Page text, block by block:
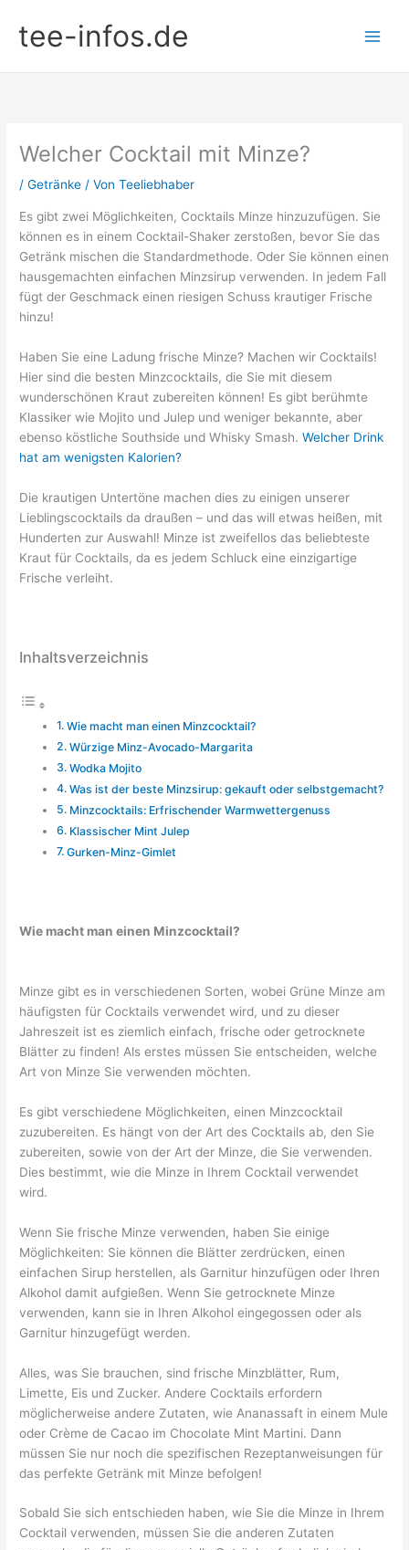
Inhalt
springen
tee-infos.de
Welcher Cocktail mit Minze?
/Getränke / VonTeeliebhaber
Es gibt zwei Möglichkeiten, Cocktails Minze hinzuzufügen. Sie
können es in einem Cocktail-Shaker zerstoßen, bevor Sie das
Getränk mischen die Standardmethode. Oder Sie können einen
hausgemachten einfachen Minzsirup verwenden. In jedem Fall
fügt der Geschmack einen riesigen Schuss krautiger Frische
hinzu!
Haben Sie eine Ladung frische Minze? Machen wir Cocktails!
Hier sind die besten Minzcocktails, die Sie mit diesem
wunderschönen Kraut zubereiten können! Es gibt berühmte
Klassiker wie Mojito und Julep und weniger bekannte, aber
ebenso köstliche Southside und Whisky Smash.Welcher Drink
hat am wenigsten Kalorien?
Die krautigen Untertöne machen dies zu einigen unserer
Lieblingscocktails da draußen – und das will etwas heißen, mit
Hunderten zur Auswahl! Minze ist zweifellos das beliebteste
Kraut für Cocktails, da es jedem Schluck eine einzigartige
Frische verleiht.
Inhaltsverzeichnis
Wie macht man einen Minzcocktail?
Würzige Minz-Avocado-Margarita
Wodka Mojito
Was ist der beste Minzsirup: gekauft oder selbstgemacht?
Minzcocktails: Erfrischender Warmwettergenuss
Klassischer Mint Julep
Gurken-Minz-Gimlet
Wie macht man einen Minzcocktail?
Minze gibt es in verschiedenen Sorten, wobei Grüne Minze am
häufigsten für Cocktails verwendet wird, und zu dieser
Jahreszeit ist es ziemlich einfach, frische oder getrocknete
Blätter zu finden! Als erstes müssen Sie entscheiden, welche
Art von Minze Sie verwenden möchten.
Es gibt verschiedene Möglichkeiten, einen Minzcocktail
zuzubereiten. Es hängt von der Art des Cocktails ab, den Sie
zubereiten, sowie von der Art der Minze, die Sie verwenden.
Dies bestimmt, wie die Minze in Ihrem Cocktail verwendet
wird.
Wenn Sie frische Minze verwenden, haben Sie einige
Möglichkeiten: Sie können die Blätter zerdrücken, einen
einfachen Sirup herstellen, als Garnitur hinzufügen oder Ihren
Alkohol damit aufgießen. Wenn Sie getrocknete Minze
verwenden, kann sie in Ihren Alkohol eingegossen oder als
Garnitur hinzugefügt werden.
Alles, was Sie brauchen, sind frische Minzblätter, Rum,
Limette, Eis und Zucker. Andere Cocktails erfordern
möglicherweise andere Zutaten, wie Ananassaft in einem Mule
oder Crème de Cacao im Chocolate Mint Martini. Dann
müssen Sie nur noch die spezifischen Rezeptanweisungen für
das perfekte Getränk mit Minze befolgen!
Sobald Sie sich entschieden haben, wie Sie die Minze in Ihrem
Cocktail verwenden, müssen Sie die anderen Zutaten